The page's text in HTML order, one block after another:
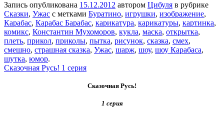
Запись опубликована 15.12.2012 автором Цибуля в рубрике
Сказки, Ужас с метками Буратино, игрушки, изображение,
Карабас, Карабас Барабас, карикатура, карикатуры, картинка,
комикс, Константин Мухоморов, кукла, маска, открытка,
плеть, прикол, приколы, пытка, рисунок, сказка, смех,
смешно, страшная сказка, Ужас, шарж, шоу, шоу Карабаса,
шутка, юмор.
Сказочная Русь! 1 серия
Сказочная Русь!
1 серия